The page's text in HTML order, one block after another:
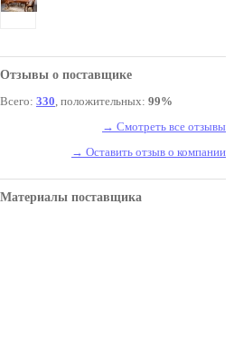
Отзывы о поставщике
Всего: 330, положительных: 99%
→ Смотреть все отзывы
→ Оставить отзыв о компании
Материалы поставщика